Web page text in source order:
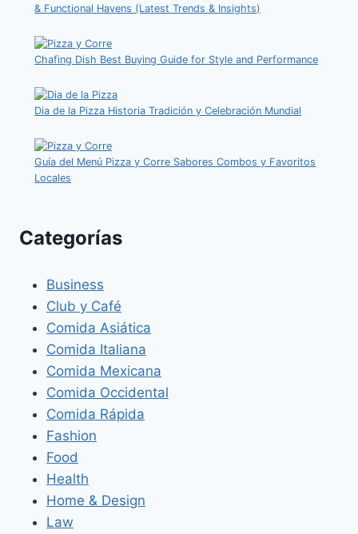
& Functional Havens (Latest Trends & Insights)
Chafing Dish Best Buying Guide for Style and Performance
Dia de la Pizza Historia Tradición y Celebración Mundial
Guía del Menú Pizza y Corre Sabores Combos y Favoritos
Locales
Categorías
Business
Club y Café
Comida Asiática
Comida Italiana
Comida Mexicana
Comida Occidental
Comida Rápida
Fashion
Food
Health
Home & Design
Law